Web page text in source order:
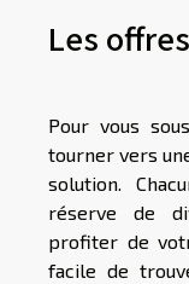
Les
Pour vous
tourner vers
solution.
réserve de
profiter de
facile de